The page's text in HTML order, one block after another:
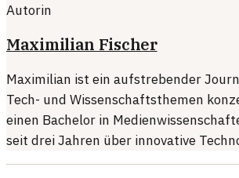
Autorin
Maximilian Fischer
Maximilian ist ein aufstrebender
Tech- und Wissenschaftsthemen
einen Bachelor in
seit drei Jahren über innovative